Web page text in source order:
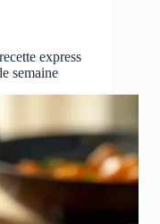
express
semaine